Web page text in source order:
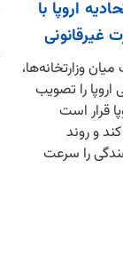
اروپا با
وزارتخانه‌ها،
را تصویب
قرار است
و روند
را سرعت